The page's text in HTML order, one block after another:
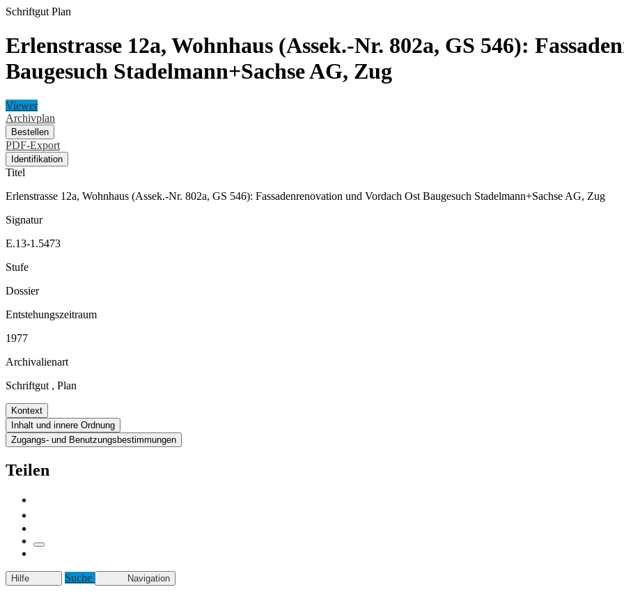
Schriftgut Plan
Erlenstrasse 12a, Wohnhaus (Assek.-Nr. 802a, GS 546):
Baugesuch Stadelmann+Sachse AG, Zug
Viewer
Archivplan
Bestellen
PDF-Export
Identifikation
Titel
Erlenstrasse 12a, Wohnhaus (Assek.-Nr. 802a, GS 546): Fassadenrenovation und Vordach Ost Baugesuch Stadelmann+Sachse AG, Zug
Signatur
E.13-1.5473
Stufe
Dossier
Entstehungszeitraum
1977
Archivalienart
Schriftgut , Plan
Kontext
Inhalt und innere Ordnung
Zugangs- und Benutzungsbestimmungen
Teilen
Hilfe Suche Navigation